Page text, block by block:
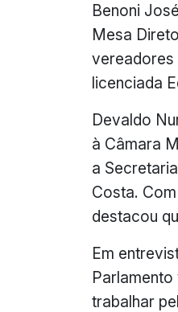
Benoni
Mesa
vereadores
licenciada
Devaldo
à Câmara
a
Costa.
destacou
Em
trabalhar